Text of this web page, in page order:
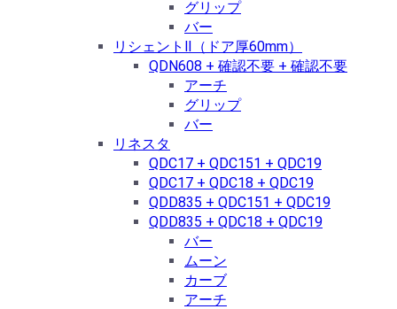
グリップ
バー
リシェントⅡ（ドア厚60mm）
QDN608 + 確認不要 + 確認不要
アーチ
グリップ
バー
リネスタ
QDC17 + QDC151 + QDC19
QDC17 + QDC18 + QDC19
QDD835 + QDC151 + QDC19
QDD835 + QDC18 + QDC19
バー
ムーン
カーブ
アーチ